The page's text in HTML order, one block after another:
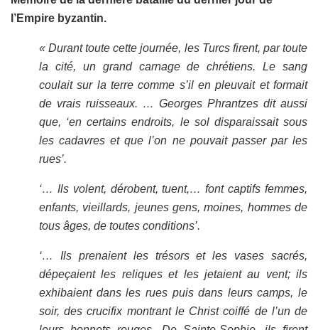
l’Empire byzantin.
« Durant toute cette journée, les Turcs firent, par toute
la cité, un grand carnage de chrétiens. Le sang
coulait sur la terre comme s’il en pleuvait et formait
de vrais ruisseaux. … Georges Phrantzes dit aussi
que, ‘en certains endroits, le sol disparaissait sous
les cadavres et que l’on ne pouvait passer par les
rues’.
‘… Ils volent, dérobent, tuent,… font captifs femmes,
enfants, vieillards, jeunes gens, moines, hommes de
tous âges, de toutes conditions’.
‘… Ils prenaient les trésors et les vases sacrés,
dépeçaient les reliques et les jetaient au vent; ils
exhibaient dans les rues puis dans leurs camps, le
soir, des crucifix montrant le Christ coiffé de l’un de